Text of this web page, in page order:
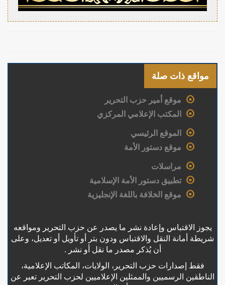
مواقع ذات صلة
موقع أمير حزب التحرير
المكتب الإعلامي المركزي
الموقع الرئيسي
موقع دستور الأمة
مراسلات
تطبيق دستور الأمة الإسلامية
موقع الخلافة باللغة الإنجليزية
يجوز الاقتباس وإعادة نشر ما يصدر عن حزب التحرير ومواقعه
شريطة أمانة النقل والاقتباس ودون بتر أو تأويل أو تعديل، وعلى
أن يُذكر مصدر ما نقل أو نشر .
فقط إصدارات حزب التحرير، الولايات، المكاتب الإعلامية،
الناطقين الرسميين والممثلين الإعلاميين لحزب التحرير تعبر عن